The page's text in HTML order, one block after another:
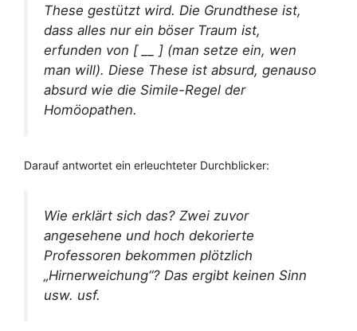
These gestützt wird. Die Grundthese ist,
dass alles nur ein böser Traum ist,
erfunden von [ __ ] (man setze ein, wen
man will). Diese These ist absurd, genauso
absurd wie die Simile-Regel der
Homöopathen.
Darauf antwortet ein erleuchteter Durchblicker:
Wie erklärt sich das? Zwei zuvor
angesehene und hoch dekorierte
Professoren bekommen plötzlich
„Hirnerweichung“? Das ergibt keinen Sinn
usw. usf.